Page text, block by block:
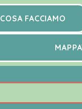
COSA FACCIAMO